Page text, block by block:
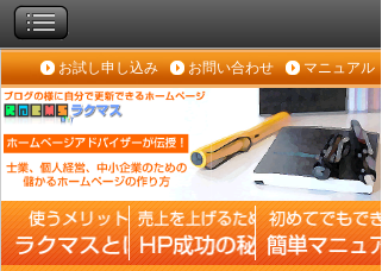
お試し申し込み お問い合わせ マニュアル